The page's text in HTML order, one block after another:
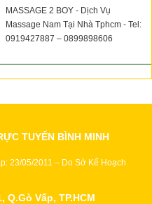
MASSAGE 2 BOY - Dịch Vụ
Massage Nam Tại Nhà Tphcm - Tel:
0919427887 – 0899898606
TUYẾN BÌNH MINH
23/05/2011 – Do Sở Kế Hoạch
Q.Gò Vấp, TP.HCM